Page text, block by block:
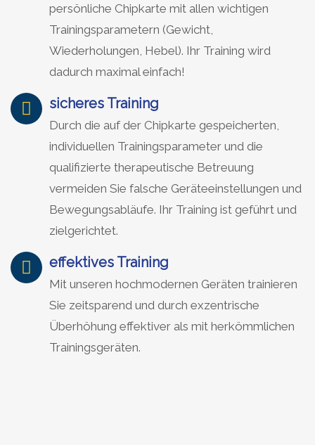
persönliche Chipkarte mit allen wichtigen
Trainingsparametern (Gewicht,
Wiederholungen, Hebel). Ihr Training wird
dadurch maximal einfach!
sicheres Training
Durch die auf der Chipkarte gespeicherten,
individuellen Trainingsparameter und die
qualifizierte therapeutische Betreuung
vermeiden Sie falsche Geräteeinstellungen und
Bewegungsabläufe. Ihr Training ist geführt und
zielgerichtet.
effektives Training
Mit unseren hochmodernen Geräten trainieren
Sie zeitsparend und durch exzentrische
Überhöhung effektiver als mit herkömmlichen
Trainingsgeräten.